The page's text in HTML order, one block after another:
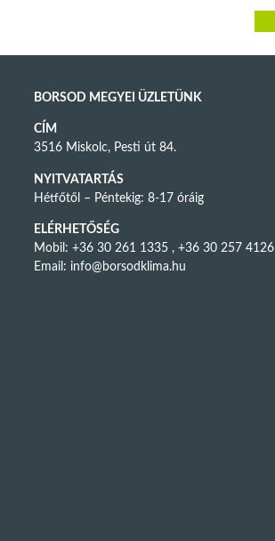
BORSOD MEGYEI ÜZLETÜNK
CÍM
3516 Miskolc, Pesti út 84.
NYITVATARTÁS
Hétfőtől – Péntekig: 8-17 óráig
ELÉRHETŐSÉG
Mobil: +36 30 261 1335 , +36 30 257 4126
Email: info@borsodklima.hu